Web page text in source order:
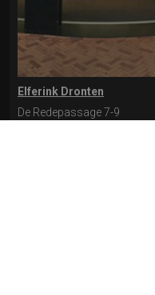
Elferink Dronten
De Redepassage 7-9